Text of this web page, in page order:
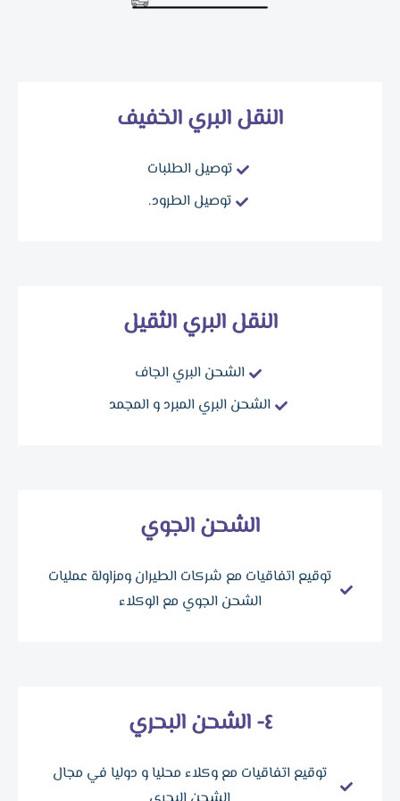
النقل البري الخفيف
توصيل الطلبات
توصيل الطرود.
النقل البري الثقيل
الشحن البري الجاف
الشحن البري المبرد و المجمد
الشحن الجوي
توقيع اتفاقيات مع شركات الطيران ومزاولة عمليات
الشحن الجوي مع الوكلاء
توقيع اتفاقيات مع وكلاء محليا و دوليا في مجال